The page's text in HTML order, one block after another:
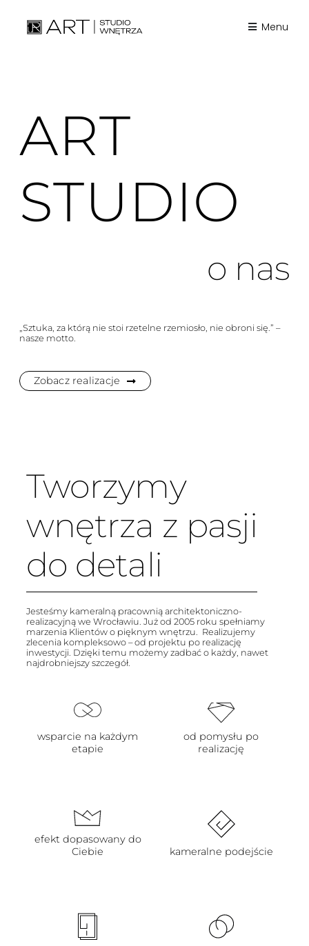
content
Menu
ART
STUDIO
Zobacz realizacje
„Sztuka, za którą nie stoi rzetelne rzemiosło, nie obroni się.” –
nasze motto.
o nas
Tworzymy
wnętrza z pasji
do detali
Jesteśmy kameralną pracownią architektoniczno-
realizacyjną we Wrocławiu. Już od 2005 roku spełniamy
marzenia Klientów o pięknym wnętrzu. Realizujemy
zlecenia kompleksowo – od projektu po realizację
inwestycji. Dzięki temu możemy zadbać o każdy, nawet
najdrobniejszy szczegół.
wsparcie na każdym
etapie
od pomysłu po
realizację
efekt dopasowany do
Ciebie
kameralne podejście